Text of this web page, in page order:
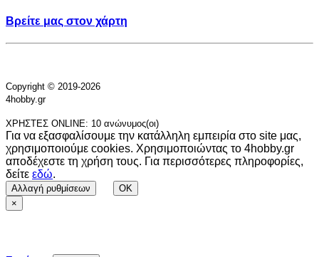
Βρείτε μας στον χάρτη
Copyright © 2019-2026
4hobby.gr
ΧΡΗΣΤΕΣ ONLINE: 10 ανώνυμος(οι)
Για να εξασφαλίσουμε την κατάλληλη εμπειρία στο site μας,
χρησιμοποιούμε cookies. Χρησιμοποιώντας το 4hobby.gr
αποδέχεστε τη χρήση τους. Για περισσότερες πληροφορίες,
δείτε εδώ.
Αλλαγή ρυθμίσεων
OK
×